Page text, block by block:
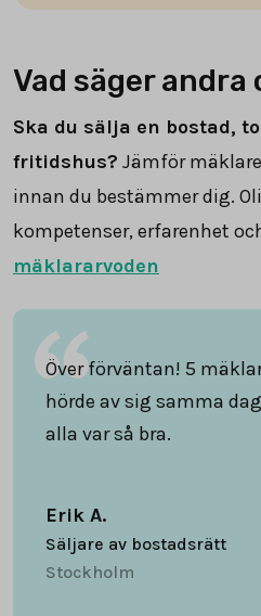
Vad säger
Ska du sälja en bostad,
fritidshus? Jämför
innan du bestämmer dig.
kompetenser, erfarenhet
mäklararvoden
Över förväntan! 5
hörde av sig samma
alla var så bra.
Erik A.
Säljare av bostadsrätt
Stockholm